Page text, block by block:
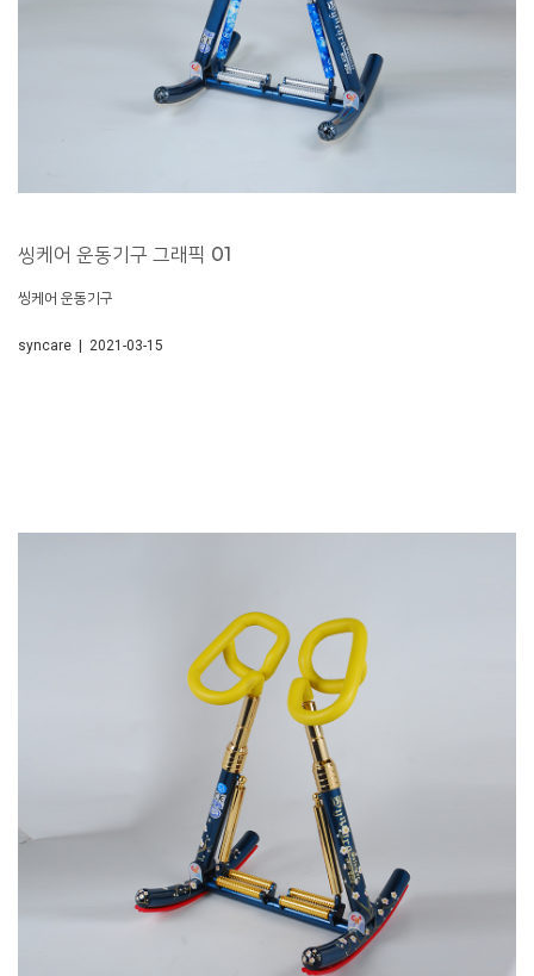
씽케어 운동기구 그래픽 01
씽케어 운동기구
syncare | 2021-03-15